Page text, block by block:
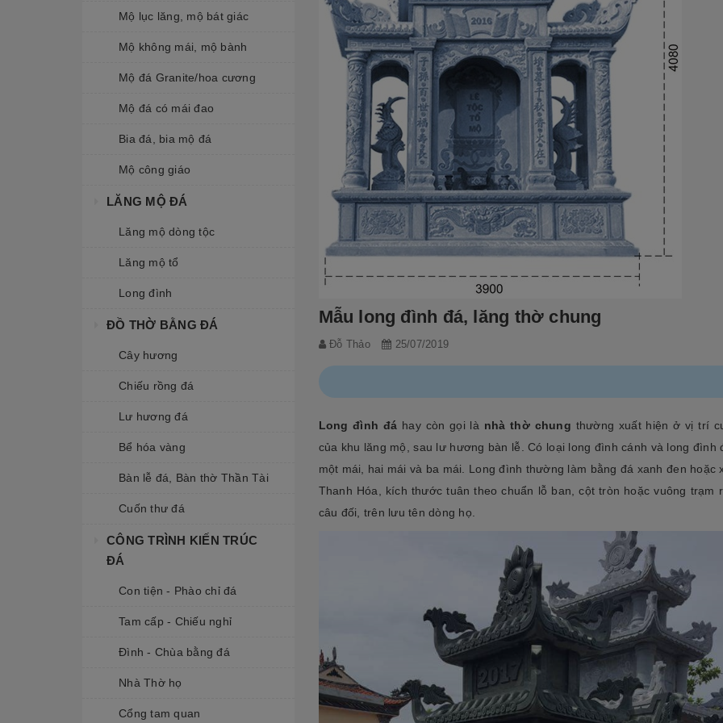
Mộ lục lăng, mộ bát giác
Mộ không mái, mộ bành
Mộ đá Granite/hoa cương
Mộ đá có mái đao
Bia đá, bia mộ đá
Mộ công giáo
LĂNG MỘ ĐÁ
Lăng mộ dòng tộc
Lăng mộ tổ
Long đình
ĐỒ THỜ BẰNG ĐÁ
Cây hương
Chiếu rồng đá
Lư hương đá
Bể hóa vàng
Bàn lễ đá, Bàn thờ Thần Tài
Cuốn thư đá
CÔNG TRÌNH KIẾN TRÚC
ĐÁ
Con tiện - Phào chỉ đá
Tam cấp - Chiếu nghỉ
Đình - Chùa bằng đá
Nhà Thờ họ
Cổng tam quan
Mẫu long đình đá, lăng thờ chung
Đỗ Thảo 25/07/2019
Long đình đá hay còn gọi là nhà thờ chung thường xuất hiện ở vị trí
của khu lăng mộ, sau lư hương bàn lễ. Có loại long đình cánh và long đình
một mái, hai mái và ba mái. Long đình thường làm bằng đá xanh đen hoặc
Thanh Hóa, kích thước tuân theo chuẩn lỗ ban, cột tròn hoặc vuông trạm
câu đối, trên lưu tên dòng họ.